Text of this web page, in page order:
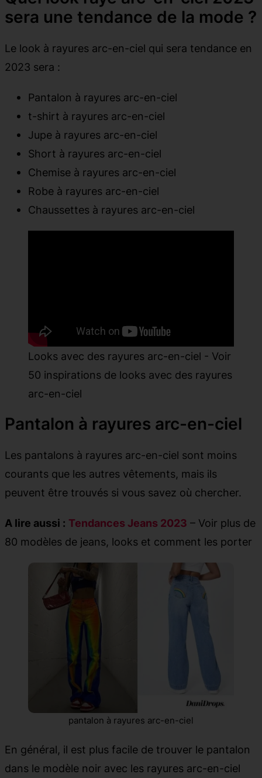
sera une tendance de la mode ?
Le look à rayures arc-en-ciel qui sera tendance en
2023 sera :
Pantalon à rayures arc-en-ciel
t-shirt à rayures arc-en-ciel
Jupe à rayures arc-en-ciel
Short à rayures arc-en-ciel
Chemise à rayures arc-en-ciel
Robe à rayures arc-en-ciel
Chaussettes à rayures arc-en-ciel
Looks avec des rayures arc-en-ciel - Voir
50 inspirations de looks avec des rayures
arc-en-ciel
Pantalon à rayures arc-en-ciel
Les pantalons à rayures arc-en-ciel sont moins
courants que les autres vêtements, mais ils
peuvent être trouvés si vous savez où chercher.
A lire aussi : Tendances Jeans 2023 – Voir plus de
80 modèles de jeans, looks et comment les porter
pantalon à rayures arc-en-ciel
En général, il est plus facile de trouver le pantalon
dans le modèle noir avec les rayures arc-en-ciel